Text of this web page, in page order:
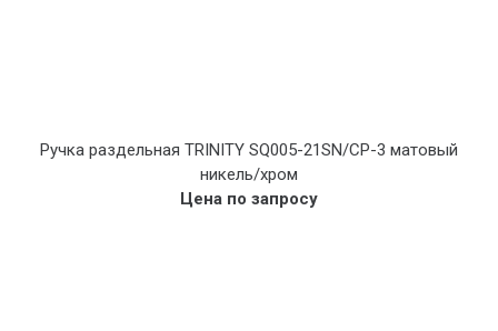
Ручка раздельная TRINITY SQ005-21SN/CP-3 матовый
никель/хром
Цена по запросу